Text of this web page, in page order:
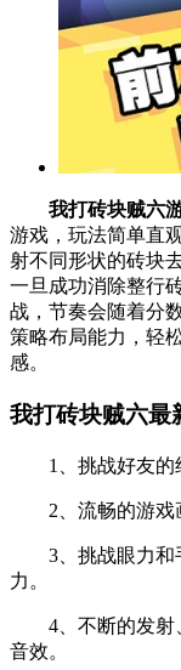
我打砖块贼六
游戏，玩法简单直
射不同形状的砖块
一旦成功消除整行
战，节奏会随着分
策略布局能力，轻
感。
我打砖块贼六最
1、挑战好友的
2、流畅的游戏画
3、挑战眼力和
力。
4、不断的发射
音效。